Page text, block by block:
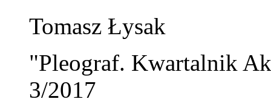
Tomasz Łysak
"Pleograf. Kwartalnik
3/2017